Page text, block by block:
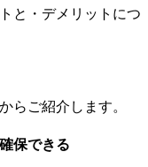
と・デメリットにつ
らご紹介します。
保できる